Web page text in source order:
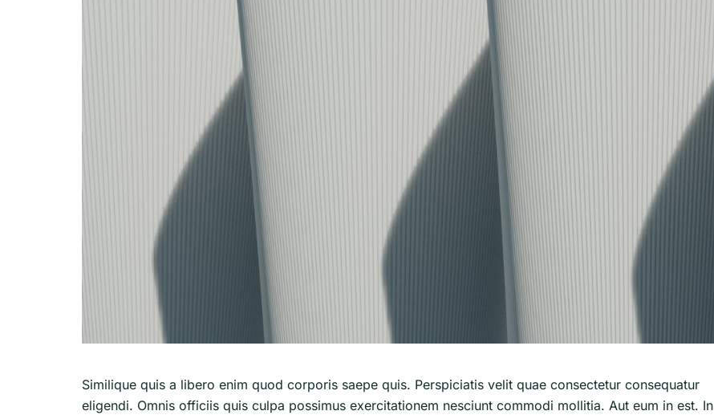
Similique quis a libero enim quod corporis saepe quis. Perspiciatis velit quae consectetur consequatur
eligendi. Omnis officiis quis culpa possimus exercitationem nesciunt commodi mollitia. Aut eum in est. In